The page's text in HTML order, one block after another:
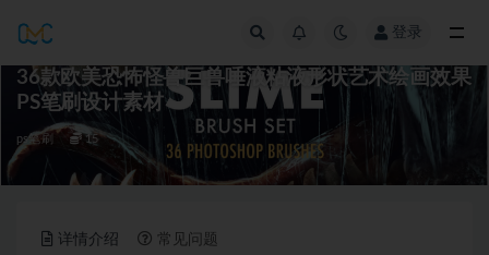
登录
36款欧美恐怖怪兽巨兽唾液粘液形状艺术绘画效果
PS笔刷设计素材
ps笔刷 15
详情介绍 常见问题